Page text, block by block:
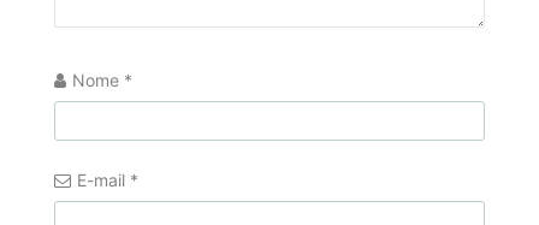
Nome *
E-mail *